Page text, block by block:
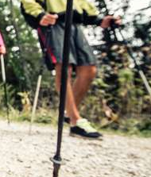
Skip to main content